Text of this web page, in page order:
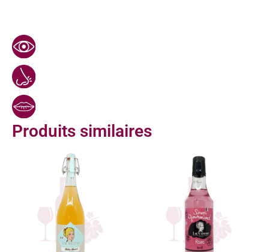
Produits similaires